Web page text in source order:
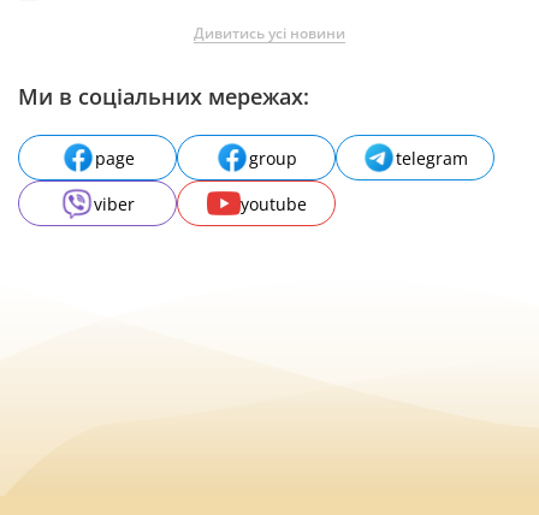
Дивитись усі новини
Ми в соціальних мережах:
page group
telegram
viber
youtube